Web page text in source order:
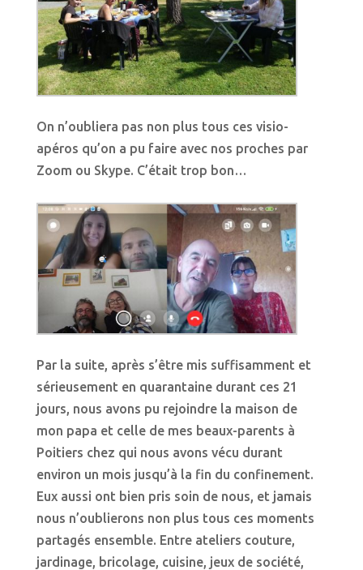
On n’oubliera pas non plus tous ces visio-
apéros qu’on a pu faire avec nos proches par
Zoom ou Skype. C’était trop bon…
Par la suite, après s’être mis suffisamment et
sérieusement en quarantaine durant ces 21
jours, nous avons pu rejoindre la maison de
mon papa et celle de mes beaux-parents à
Poitiers chez qui nous avons vécu durant
environ un mois jusqu’à la fin du confinement.
Eux aussi ont bien pris soin de nous, et jamais
nous n’oublierons non plus tous ces moments
partagés ensemble. Entre ateliers couture,
jardinage, bricolage, cuisine, jeux de société,